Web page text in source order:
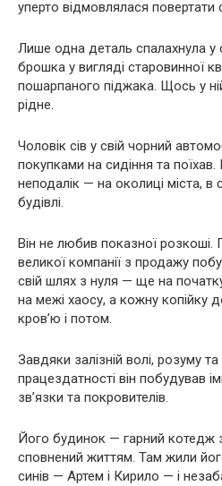
уперто відмовлялася повертати
Лише одна деталь спалахнула у
брошка у вигляді старовинної
пошарпаного піджака. Щось у
рідне.
Чоловік сів у свій чорний
покупками на сидіння та
неподалік — на околиці міста, в
будівлі.
Він не любив показної
великої компанії з продажу
свій шлях з нуля — ще на
на межі хаосу, а кожну копійку
кров’ю і потом.
Завдяки залізній волі, розуму та
працездатності він побудував
зв’язки та покровителів.
Його будинок — гарний котедж
сповнений життям. Там жили
синів — Артем і Кирило — і